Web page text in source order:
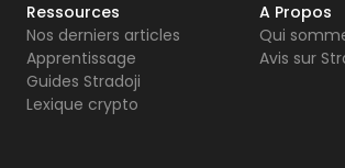
Ressources
Nos derniers articles
Apprentissage
Guides Stradoji
Lexique crypto
A Propos
Qui
Avis sur